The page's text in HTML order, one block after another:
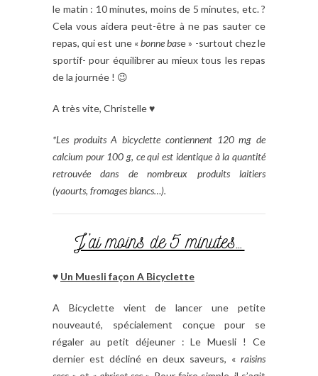
le matin : 10 minutes, moins de 5 minutes, etc. ?
Cela vous aidera peut-être à ne pas sauter ce
repas, qui est une «bonne base » -surtout chez le
sportif- pour équilibrer au mieux tous les repas
de la journée ! 😉
A très vite, Christelle ♥
*Les produits A bicyclette contiennent 120 mg de
calcium pour 100 g, ce qui est identique à la quantité
retrouvée dans de nombreux produits laitiers
(yaourts, fromages blancs…).
J’ai moins de 5 minutes…
♥ Un Muesli façon A Bicyclette
A Bicyclette vient de lancer une petite
nouveauté, spécialement conçue pour se
régaler au petit déjeuner : Le Muesli ! Ce
dernier est décliné en deux saveurs, « raisins